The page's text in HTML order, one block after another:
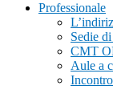
Professionale
Sedie
CMT
Aule a